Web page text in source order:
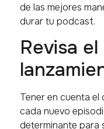
de las mejores
durar tu podcast.
Revisa
Tener en cuenta el
cada nuevo
determinante para